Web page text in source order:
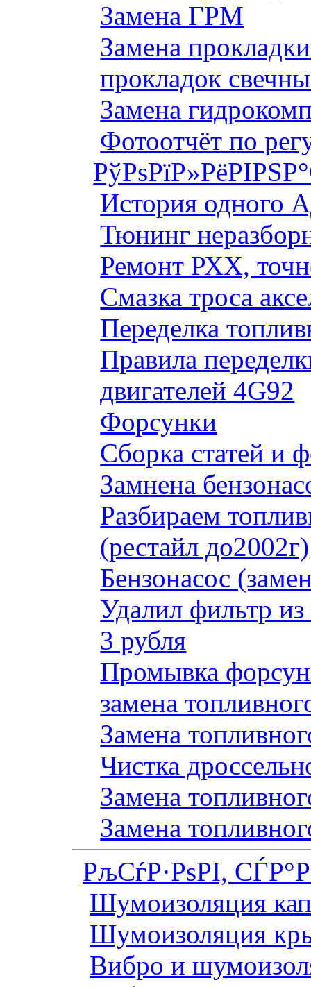
Замена ГРМ
Замена
прокладок
Замена
Фотоотчёт по
История одного
Тюнинг
Ремонт РХХ,
Смазка троса
Переделка
Правила
двигателей 4G92
Форсунки
Сборка статей и
Замнена
Разбираем
(рестайл до2002г)
Бензонасос
Удалил фильтр
3 рубля
Промывка
замена
Замена
Чистка
Замена
Замена
РљСѓР·РѕРІ,
Шумоизоляция
Шумоизоляция
Вибро и